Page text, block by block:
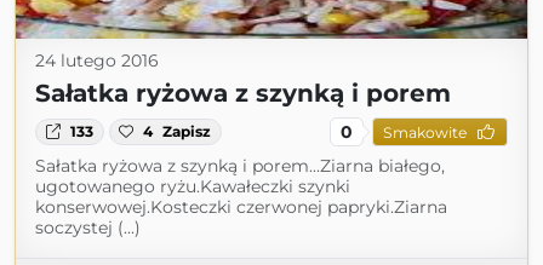
24 lutego 2016
Sałatka ryżowa z szynką i porem
133 4 Zapisz 0 Smakowite
Sałatka ryżowa z szynką i porem...Ziarna białego,
ugotowanego ryżu.Kawałeczki szynki
konserwowej.Kosteczki czerwonej papryki.Ziarna
soczystej (...)